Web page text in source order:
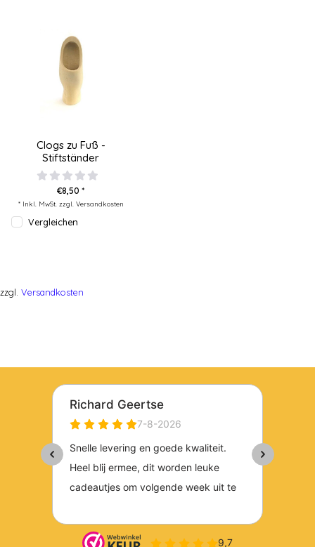
Clogs zu Fuß -
Stiftständer
€8,50 *
* Inkl. MwSt. zzgl. Versandkosten
Vergleichen
zzgl. Versandkosten